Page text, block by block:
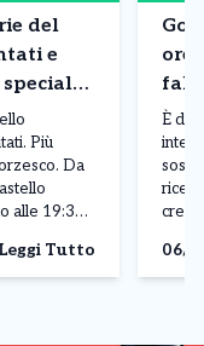
del
e
Più
Da
alle 19:30,
aperture
Leggi Tutto
ore
È
La
06/